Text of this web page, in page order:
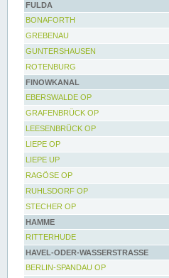
FULDA
BONAFORTH
GREBENAU
GUNTERSHAUSEN
ROTENBURG
FINOWKANAL
EBERSWALDE OP
GRAFENBRÜCK OP
LEESENBRÜCK OP
LIEPE OP
LIEPE UP
RAGÖSE OP
RUHLSDORF OP
STECHER OP
HAMME
RITTERHUDE
HAVEL-ODER-WASSERSTRASSE
BERLIN-SPANDAU OP